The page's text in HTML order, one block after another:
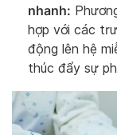
nhanh:
hợp với các
động lên hệ
thúc đẩy sự